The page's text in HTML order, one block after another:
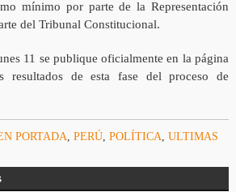
mínimo por parte de la Representación
del Tribunal Constitucional.
11 se publique oficialmente en la página
resultados de esta fase del proceso de
PORTADA, PERÚ, POLÍTICA, ULTIMAS